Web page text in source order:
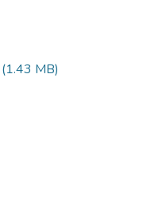
(1.43 MB)